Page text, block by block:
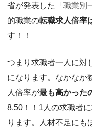
省が発表した
「職業別
的職業の転職求人倍率
す！！
つまり求職者一人に対
になります。なかなか
人倍率が最も高かった
8.50！！1人の求職者
ります。人材不足にも